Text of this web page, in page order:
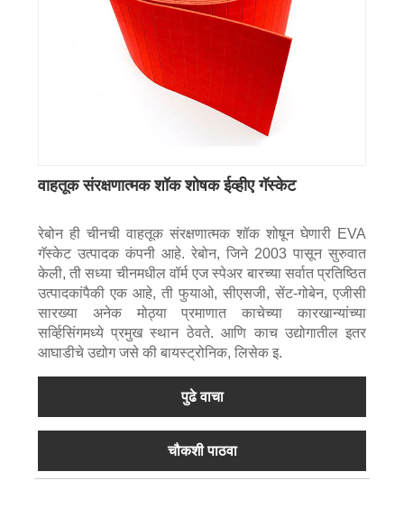
वाहतूक संरक्षणात्मक शॉक शोषक ईव्हीए गॅस्केट
रेबोन ही चीनची वाहतूक संरक्षणात्मक शॉक शोषून घेणारी EVA
गॅस्केट उत्पादक कंपनी आहे. रेबोन, जिने 2003 पासून सुरुवात
केली, ती सध्या चीनमधील वॉर्म एज स्पेअर बारच्या सर्वात प्रतिष्ठित
उत्पादकांपैकी एक आहे, ती फुयाओ, सीएसजी, सेंट-गोबेन, एजीसी
सारख्या अनेक मोठ्या प्रमाणात काचेच्या कारखान्यांच्या
सर्व्हिसिंगमध्ये प्रमुख स्थान ठेवते. आणि काच उद्योगातील इतर
आघाडीचे उद्योग जसे की बायस्ट्रोनिक, लिसेक इ.
पुढे वाचा
चौकशी पाठवा